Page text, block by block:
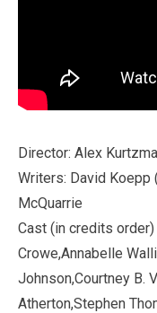
Director: Alex
Writers: David Koepp
McQuarrie
Cast (in credits
Crowe,Annabelle
Johnson,Courtney B.
Atherton,Stephen